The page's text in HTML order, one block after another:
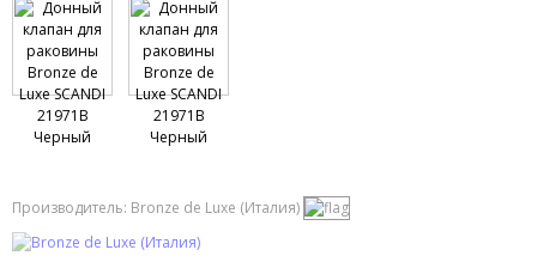
Производитель: Bronze de Luxe (Италия)